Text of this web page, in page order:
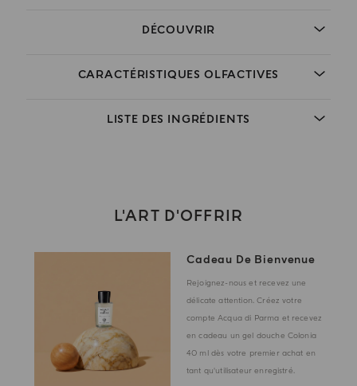
DÉCOUVRIR
CARACTÉRISTIQUES OLFACTIVES
LISTE DES INGRÉDIENTS
L'ART D'OFFRIR
Cadeau De Bienvenue
Rejoignez-nous et recevez une
délicate attention. Créez votre
compte Acqua di Parma et recevez
en cadeau un gel douche Colonia
40 ml dès votre premier achat en
tant qu'utilisateur enregistré.